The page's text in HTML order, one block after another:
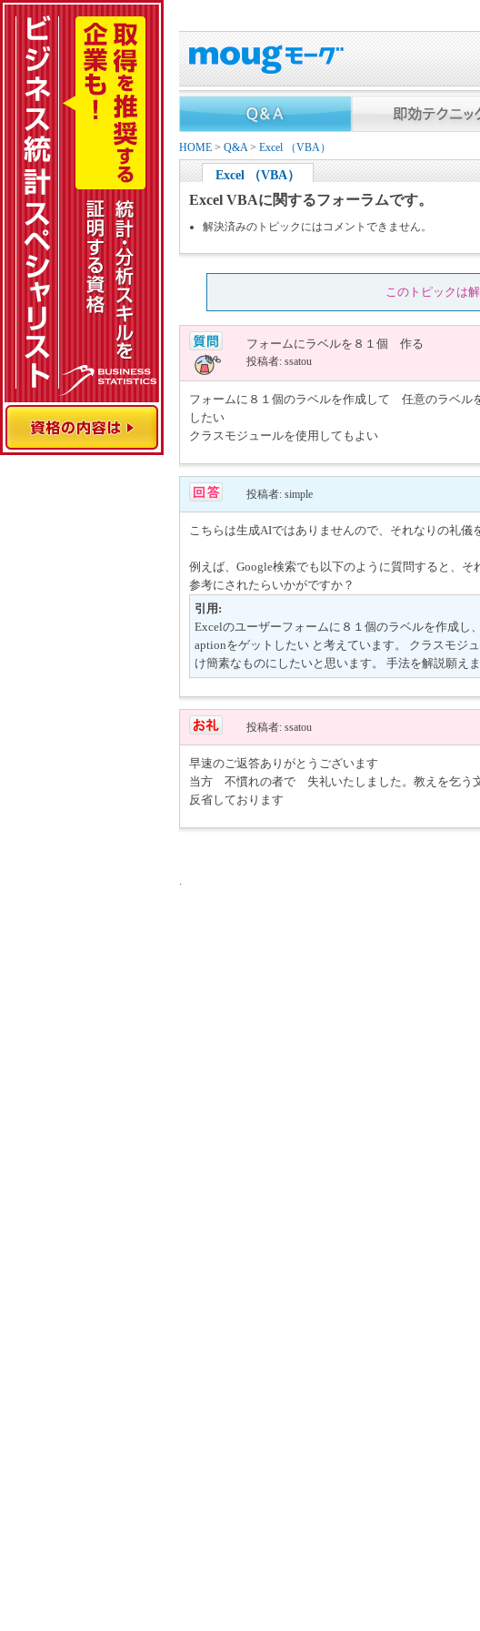
HOME > Q&A> Excel （VBA）
Excel （VBA）
Excel VBAに関するフォーラムです。
解決済みのトピックにはコメントできません。
このトピックは
フォームにラベルを８１個 作る
投稿者: ssatou
フォームに８１個のラベルを作成して 任意のラベル
したい
クラスモジュールを使用してもよい
投稿者: simple
こちらは生成AIではありませんので、それなりの礼儀
例えば、Google検索でも以下のように質問すると、そ
参考にされたらいかがですか？
引用:
Excelのユーザーフォームに８１個のラベルを作成し
aptionをゲットしたい と考えています。 クラスモジ
け簡素なものにしたいと思います。 手法を解説願え
投稿者: ssatou
早速のご返答ありがとうございます
当方 不慣れの者で 失礼いたしました。教えを乞う
反省しております